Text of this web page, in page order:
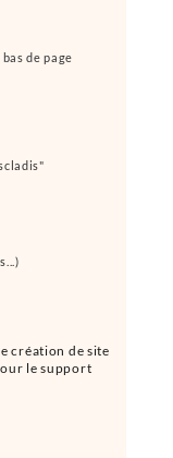
création de site
le support
de page